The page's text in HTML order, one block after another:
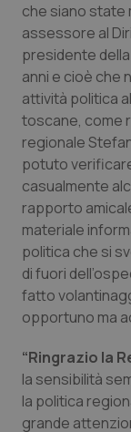
Valle
Veneto
Psoriasi &
Rene &
che siano state
assessore al
presidente
anni e cioè che
attività politica
toscane, come
regionale
potuto
casualmente
rapporto
materiale
politica che si
di fuori
fatto
opportuno ma
“Ringrazio la
la sensibilità
la politica
grande